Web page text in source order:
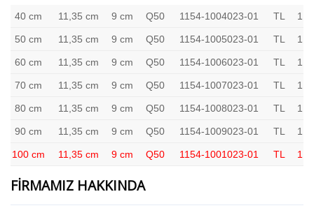
40 cm 11,35 cm 9 cm Q50 1154-1004023-01 TL 1
50 cm 11,35 cm 9 cm Q50 1154-1005023-01 TL 1
60 cm 11,35 cm 9 cm Q50 1154-1006023-01 TL 1
70 cm 11,35 cm 9 cm Q50 1154-1007023-01 TL 1
80 cm 11,35 cm 9 cm Q50 1154-1008023-01 TL 1
90 cm 11,35 cm 9 cm Q50 1154-1009023-01 TL 1
100 cm 11,35 cm 9 cm Q50 1154-1001023-01 TL 1
FİRMAMIZ HAKKINDA